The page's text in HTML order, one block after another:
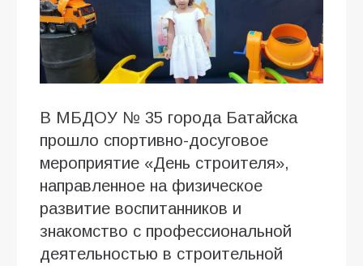
В МБДОУ № 35 города Батайска
прошло спортивно-досуговое
мероприятие «День строителя»,
направленное на физическое
развитие воспитанников и
знакомство с профессиональной
деятельностью в строительной